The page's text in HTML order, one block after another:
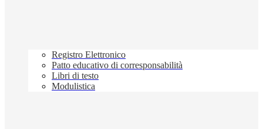
Registro Elettronico
Patto educativo di corresponsabilità
Libri di testo
Modulistica